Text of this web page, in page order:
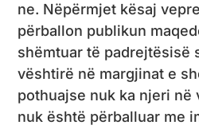
ne. Nëpërmjet kësaj
përballon publikun
shëmtuar të padrejtësisë
vështirë në margjinat e
pothuajse nuk ka njeri në
nuk është përballuar me